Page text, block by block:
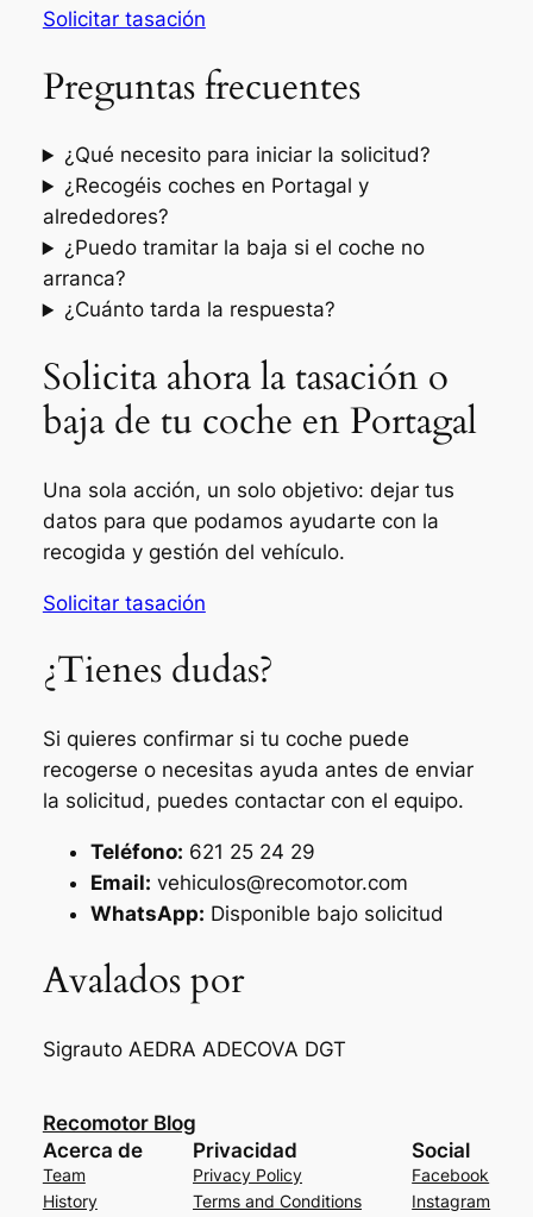
Solicitar tasación
Preguntas frecuentes
¿Qué necesito para iniciar la solicitud?
¿Recogéis coches en Portagal y
alrededores?
¿Puedo tramitar la baja si el coche no
arranca?
¿Cuánto tarda la respuesta?
Solicita ahora la tasación o
baja de tu coche en Portagal
Una sola acción, un solo objetivo: dejar tus
datos para que podamos ayudarte con la
recogida y gestión del vehículo.
Solicitar tasación
¿Tienes dudas?
Si quieres confirmar si tu coche puede
recogerse o necesitas ayuda antes de enviar
la solicitud, puedes contactar con el equipo.
Teléfono: 621 25 24 29
Email: vehiculos@recomotor.com
WhatsApp: Disponible bajo solicitud
Avalados por
Sigrauto AEDRA ADECOVA DGT
Recomotor Blog
Acerca de
Team
History
Privacidad
Privacy Policy
Terms and Conditions
Social
Facebook
Instagram